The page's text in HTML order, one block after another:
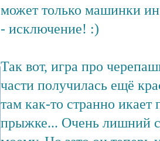
может только машинки
- исключение! :)
Так вот, игра про
части получилась ещё
там как-то странно
прыжке... Очень лишний